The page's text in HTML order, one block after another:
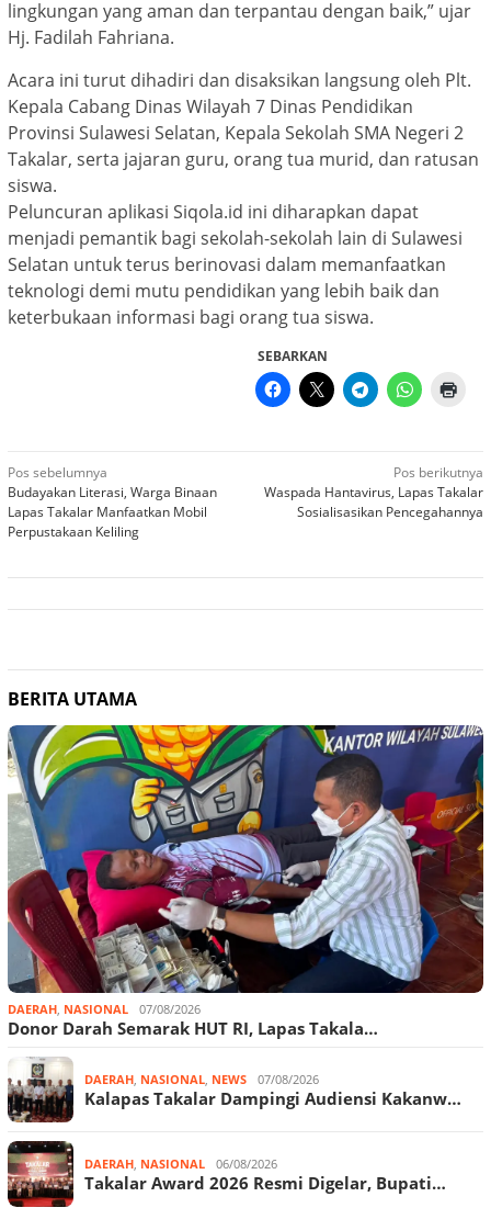
lingkungan yang aman dan terpantau dengan baik,” ujar
Hj. Fadilah Fahriana.
Acara ini turut dihadiri dan disaksikan langsung oleh Plt.
Kepala Cabang Dinas Wilayah 7 Dinas Pendidikan
Provinsi Sulawesi Selatan, Kepala Sekolah SMA Negeri 2
Takalar, serta jajaran guru, orang tua murid, dan ratusan
siswa.
Peluncuran aplikasi Siqola.id ini diharapkan dapat
menjadi pemantik bagi sekolah-sekolah lain di Sulawesi
Selatan untuk terus berinovasi dalam memanfaatkan
teknologi demi mutu pendidikan yang lebih baik dan
keterbukaan informasi bagi orang tua siswa.
SEBARKAN
Navigasi
pos
Pos sebelumnya
Budayakan Literasi, Warga Binaan
Lapas Takalar Manfaatkan Mobil
Perpustakaan Keliling
Pos berikutnya
Waspada Hantavirus, Lapas Takalar
Sosialisasikan Pencegahannya
BERITA UTAMA
DAERAH, NASIONAL 07/08/2026
Donor Darah Semarak HUT RI, Lapas Takala…
DAERAH, NASIONAL, NEWS 07/08/2026
Kalapas Takalar Dampingi Audiensi Kakanw…
DAERAH, NASIONAL 06/08/2026
Takalar Award 2026 Resmi Digelar, Bupati…